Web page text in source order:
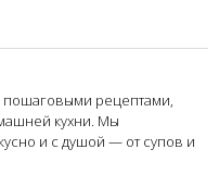
пошаговыми рецептами,
кухни. Мы
и с душой — от супов и